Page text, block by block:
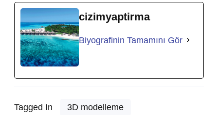
cizimyaptirma
Biyografinin Tamamını Gör
Tagged In 3D modelleme